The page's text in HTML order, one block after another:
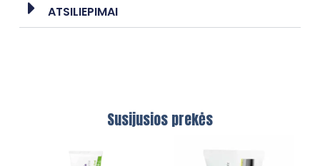
ATSILIEPIMAI
Susijusios prekės